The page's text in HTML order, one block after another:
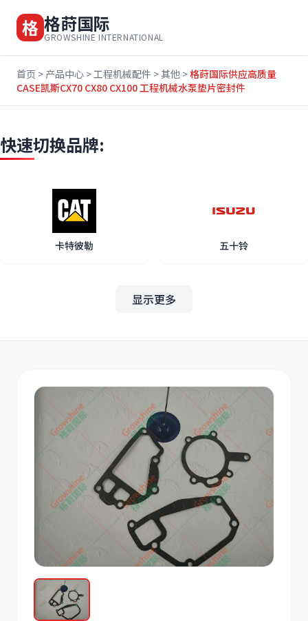
格 格莳国际
GROWSHINE INTERNATIONAL
首页 > 产品中心 >工程机械配件 >其他 >格莳国际供应高质量
CASE凯斯CX70 CX80 CX100 工程机械水泵垫片密封件
快速切换品牌:
卡特彼勒 五十铃
其他 小松
沃尔沃 康明斯
久保田
显示更多